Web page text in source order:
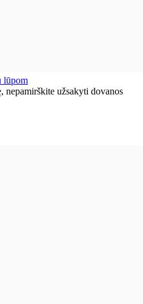
lūpom
užsakyti dovanos